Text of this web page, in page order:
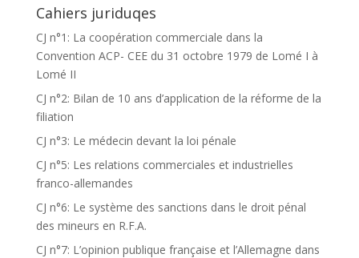
Cahiers juriduqes
CJ n°1: La coopération commerciale dans la
Convention ACP- CEE du 31 octobre 1979 de Lomé I à
Lomé II
CJ n°2: Bilan de 10 ans d’application de la réforme de la
filiation
CJ n°3: Le médecin devant la loi pénale
CJ n°5: Les relations commerciales et industrielles
franco-allemandes
CJ n°6: Le système des sanctions dans le droit pénal
des mineurs en R.F.A.
CJ n°7: L’opinion publique française et l’Allemagne dans